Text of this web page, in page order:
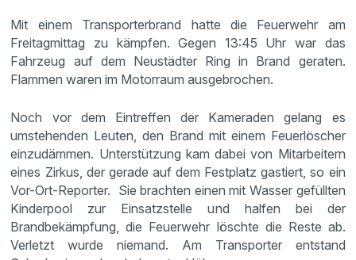
Mit einem Transporterbrand hatte die Feuerwehr am
Freitagmittag zu kämpfen. Gegen 13:45 Uhr war das
Fahrzeug auf dem Neustädter Ring in Brand geraten.
Flammen waren im Motorraum ausgebrochen.
Noch vor dem Eintreffen der Kameraden gelang es
umstehenden Leuten, den Brand mit einem Feuerlöscher
einzudämmen. Unterstützung kam dabei von Mitarbeitern
eines Zirkus, der gerade auf dem Festplatz gastiert, so ein
Vor-Ort-Reporter. Sie brachten einen mit Wasser gefüllten
Kinderpool zur Einsatzstelle und halfen bei der
Brandbekämpfung, die Feuerwehr löschte die Reste ab.
Verletzt wurde niemand. Am Transporter entstand